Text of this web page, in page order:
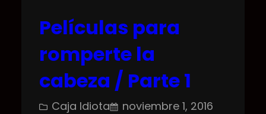
Películas para
romperte la
cabeza / Parte 1
Caja Idiota
noviembre 1, 2016